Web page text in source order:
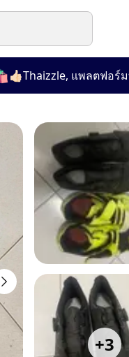
แพลตฟอร์มที่ใ
+3